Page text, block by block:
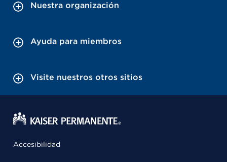
Nuestra organización
Ayuda para miembros
Visite nuestros otros sitios
Accesibilidad